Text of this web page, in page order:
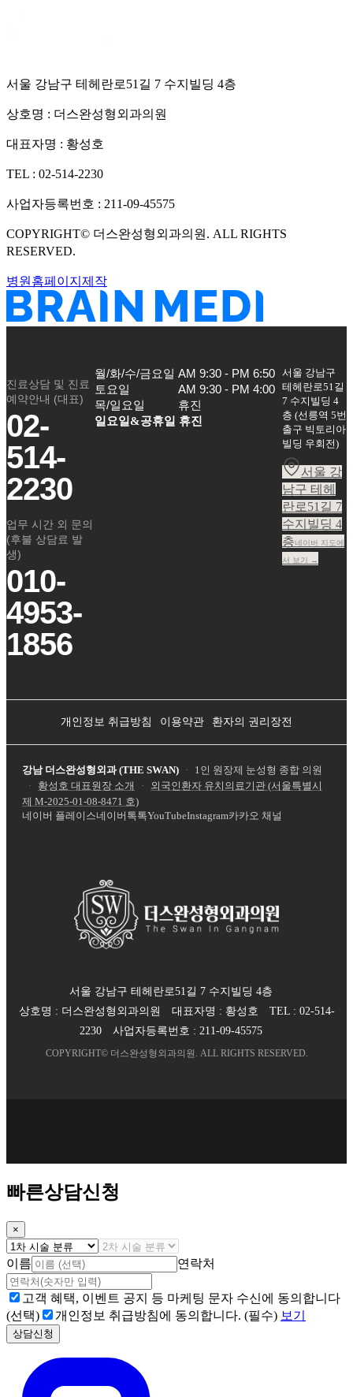
서울 강남구 테헤란로51길 7 수지빌딩 4층
상호명 : 더스완성형외과의원
대표자명 : 황성호
TEL : 02-514-2230
사업자등록번호 : 211-09-45575
COPYRIGHT© 더스완성형외과의원 . ALL RIGHTS
RESERVED.
병원홈페이지제작
진료상담 및 진료
예약안내 (대표)
02-
514-
2230
업무 시간 외 문의
(후불 상담료 발
생)
010-
4953-
1856
월/화/수/금요일
토요일
목/일요일
AM 9:30 - PM 6:50
AM 9:30 - PM 4:00
휴진
일요일&공휴일 휴진
서울 강남구
테헤란로51길
7 수지빌딩 4
층 (선릉역 5번
출구 빅토리아
빌딩 우회전)
서울 강
남구 테헤
란로51길 7
수지빌딩 4
층네이버 지도에
서 보기 →
개인정보 취급방침 이용약관 환자의 권리장전
강남 더스완성형외과 (THE SWAN) ·
1인 원장제 눈성형 종합 의원
·
황성호 대표원장 소개 ·
외국인환자 유치의료기관 (서울특별시
제 M-2025-01-08-8471 호)
네이버 플레이스네이버톡톡YouTubeInstagram카카오 채널
서울 강남구 테헤란로51길 7 수지빌딩 4층
상호명 : 더스완성형외과의원 대표자명 : 황성호 TEL : 02-514-
2230
사업자등록번호 : 211-09-45575
COPYRIGHT© 더스완성형외과의원 . ALL RIGHTS RESERVED.
빠른상담신청
×
이름 연락처
고객 혜택, 이벤트 공지 등 마케팅 문자 수신에 동의합니다
(선택)
개인정보 취급방침에 동의합니다. (필수) 보기
상담신청